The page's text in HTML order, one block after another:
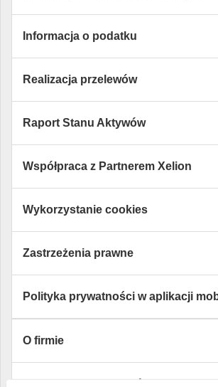
Informacja o podatku
Realizacja przelewów
Raport Stanu Aktywów
Współpraca z Partnerem Xelion
Wykorzystanie cookies
Zastrzeżenia prawne
Polityka prywatności w aplikacji
O firmie